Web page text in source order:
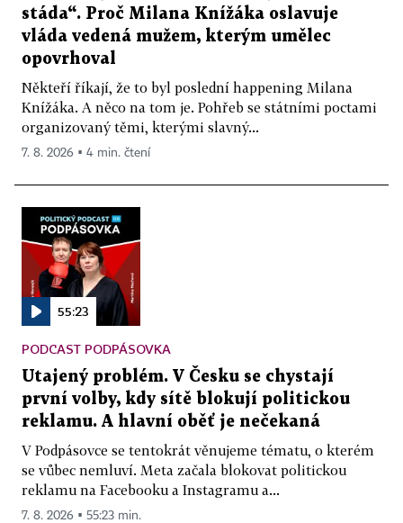
stáda“. Proč Milana Knížáka oslavuje
vláda vedená mužem, kterým umělec
opovrhoval
Někteří říkají, že to byl poslední happening Milana
Knížáka. A něco na tom je. Pohřeb se státními poctami
organizovaný těmi, kterými slavný...
7. 8. 2026 ▪ 4 min. čtení
55:23
PODCAST PODPÁSOVKA
Utajený problém. V Česku se chystají
první volby, kdy sítě blokují politickou
reklamu. A hlavní oběť je nečekaná
V Podpásovce se tentokrát věnujeme tématu, o kterém
se vůbec nemluví. Meta začala blokovat politickou
reklamu na Facebooku a Instagramu a...
7. 8. 2026 ▪ 55:23 min.